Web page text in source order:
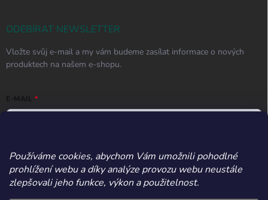
Používáme cookies, abychom Vám umožnili pohodlné
prohlížení webu a díky analýze provozu webu neustále
zlepšovali jeho funkce, výkon a použitelnost.
ODEBÍRAT NEWSLETTER
Vložte svůj e-mail a my vám budeme zasílat informace o nových
produktech na našem e-shopu.
E-MAIL
Vložením e-mailu souhlasíte spodmínkami ochrany osobních údajů
Přihlásit se